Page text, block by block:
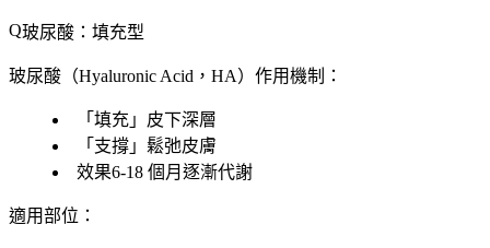
玻尿酸：填充型
玻尿酸 （Hyaluronic Acid，HA） 作用機制 ：
「 填充 」皮下深層
「 支撐 」鬆弛皮膚
效果6-18 個月 逐漸代謝
適用部位 ：